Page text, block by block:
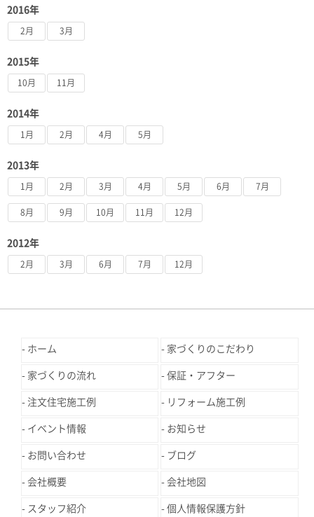
2016年
2月 3月
2015年
10月 11月
2014年
1月 2月 4月 5月
2013年
1月 2月 3月 4月 5月 6月 7月
8月 9月 10月 11月 12月
2012年
2月 3月 6月 7月 12月
ホーム 家づくりのこだわり
家づくりの流れ 保証・アフター
注文住宅施工例 リフォーム施工例
イベント情報 お知らせ
お問い合わせ ブログ
会社概要 会社地図
スタッフ紹介 個人情報保護方針